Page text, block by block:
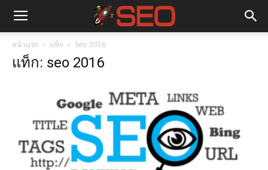
หน้าแรก แท็ก Seo 2016
แท็ก: seo 2016